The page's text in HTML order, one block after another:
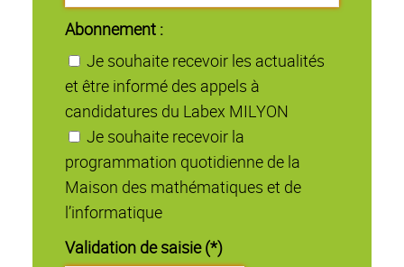
Abonnement :
Je souhaite recevoir les actualités
et être informé des appels à
candidatures du Labex MILYON
Je souhaite recevoir la
programmation quotidienne de la
Maison des mathématiques et de
l’informatique
Validation de saisie (*)